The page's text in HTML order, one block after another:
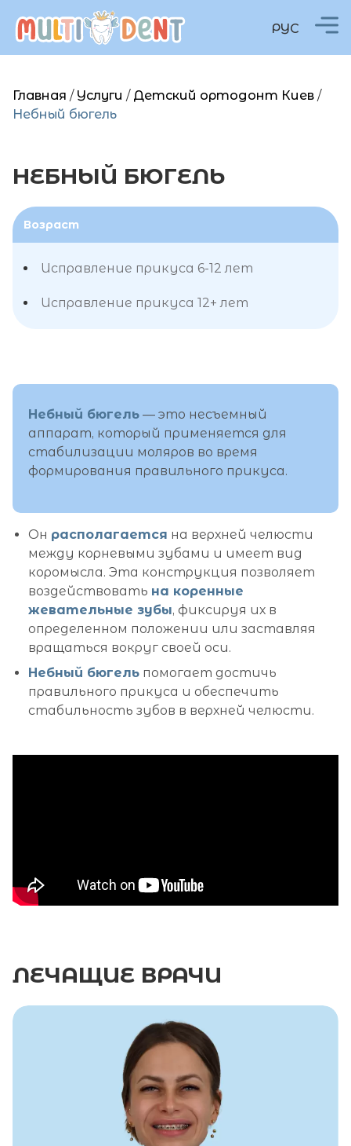
РУС
Главная / Услуги / Детский ортодонт Киев /
Небный бюгель
НЕБНЫЙ БЮГЕЛЬ
Возраст
Исправление прикуса 6-12 лет
Исправление прикуса 12+ лет
Небный бюгель — это несъемный
аппарат, который применяется для
стабилизации моляров во время
формирования правильного прикуса.
Он располагается на верхней челюсти
между корневыми зубами и имеет вид
коромысла. Эта конструкция позволяет
воздействовать на коренные
жевательные зубы, фиксируя их в
определенном положении или заставляя
вращаться вокруг своей оси.
Небный бюгель помогает достичь
правильного прикуса и обеспечить
стабильность зубов в верхней челюсти.
ЛЕЧАЩИЕ ВРАЧИ